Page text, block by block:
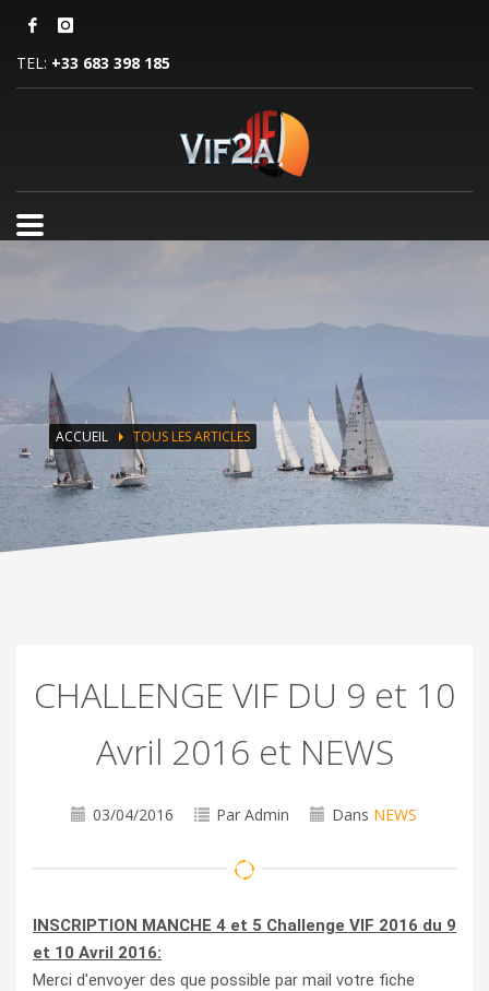
TEL: +33 683 398 185
ACCUEIL TOUS LES ARTICLES
CHALLENGE VIF DU 9 et 10
Avril 2016 et NEWS
03/04/2016 Par Admin Dans NEWS
INSCRIPTION MANCHE 4 et 5 Challenge VIF 2016 du 9
et 10 Avril 2016:
Merci d'envoyer des que possible par mail votre fiche